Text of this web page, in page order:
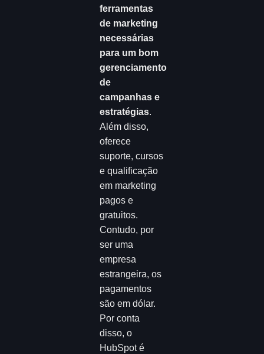
ferramentas
de marketing
necessárias
para um bom
gerenciamento
de
campanhas e
estratégias.
Além disso,
oferece
suporte, cursos
e qualificação
em marketing
pagos e
gratuitos.
Contudo, por
ser uma
empresa
estrangeira, os
pagamentos
são em dólar.
Por conta
disso, o
HubSpot é